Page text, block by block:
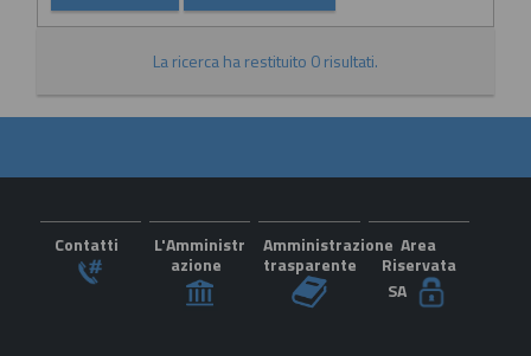
La ricerca ha restituito 0 risultati.
Contatti
L'Amministr
azione
Amministrazione
trasparente
Area
Riservata
SA